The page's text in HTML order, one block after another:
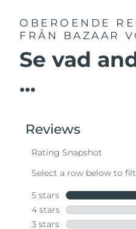
OBEROENDE
FRÅN BAZAAR
Se vad
...